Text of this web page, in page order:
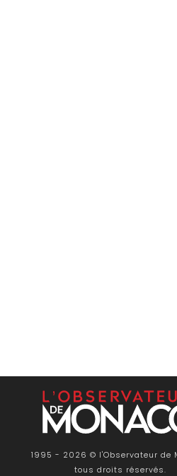
1995 - 2026 © l'Observateur de
tous droits réservés.